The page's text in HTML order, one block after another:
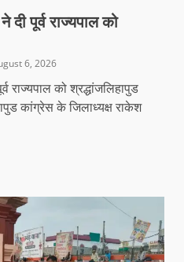
दी पूर्व राज्यपाल को
6, 2026
राज्यपाल को श्रद्धांजलिहापुड
कांग्रेस के जिलाध्यक्ष राकेश